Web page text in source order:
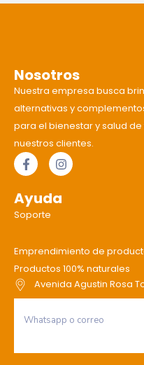
Nosotros
Nuestra empresa busca
alternativas y
para el bienestar y salud
nuestros clientes.
Ayuda
Soporte
Emprendimiento de
Productos 100% naturales
Avenida Agustin Rosa